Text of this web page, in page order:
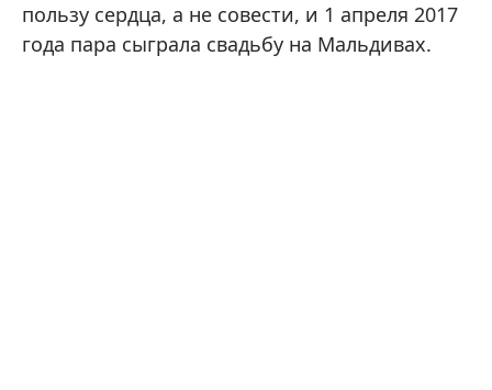
пользу сердца, а не совести, и 1 апреля 2017
года пара сыграла свадьбу на Мальдивах.